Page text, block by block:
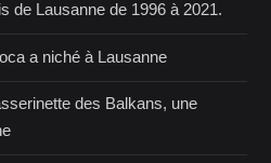
de Lausanne de 1996 à 2021.
a niché à Lausanne
des Balkans, une